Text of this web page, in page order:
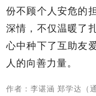
份不顾个人安危的
深情，不仅温暖了
心中种下了互助友
人的向善力量。
作者：李谌涵 郑学达（